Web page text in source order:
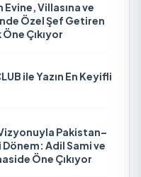
Villasına ve
Özel Şef Getiren
Çıkıyor
ile Yazın En Keyifli
Pakistan–
Adil Sami ve
Öne Çıkıyor